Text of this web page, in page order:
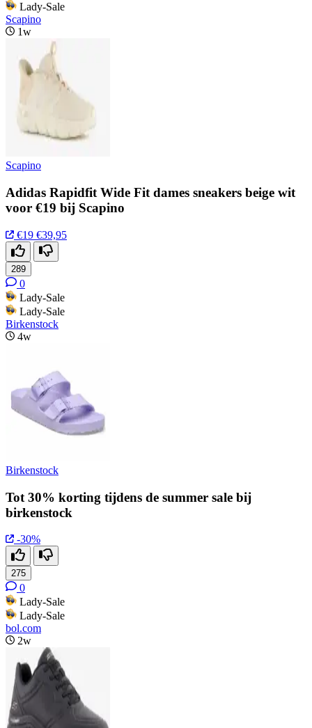
Lady-Sale
Scapino
1w
Scapino
Adidas Rapidfit Wide Fit dames sneakers beige wit
voor €19 bij Scapino
€19 €39,95
289
0
Lady-Sale
Lady-Sale
Birkenstock
4w
Birkenstock
Tot 30% korting tijdens de summer sale bij
birkenstock
-30%
275
0
Lady-Sale
Lady-Sale
bol.com
2w